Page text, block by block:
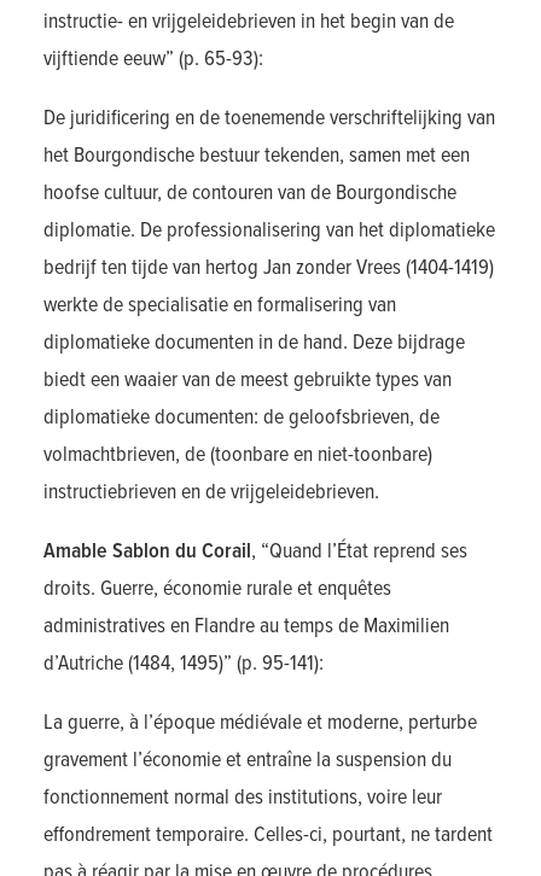
instructie- en vrijgeleidebrieven in het begin van de
vijftiende eeuw” (p. 65-93):
De juridificering en de toenemende verschriftelijking van
het Bourgondische bestuur tekenden, samen met een
hoofse cultuur, de contouren van de Bourgondische
diplomatie. De professionalisering van het diplomatieke
bedrijf ten tijde van hertog Jan zonder Vrees (1404-1419)
werkte de specialisatie en formalisering van
diplomatieke documenten in de hand. Deze bijdrage
biedt een waaier van de meest gebruikte types van
diplomatieke documenten: de geloofsbrieven, de
volmachtbrieven, de (toonbare en niet-toonbare)
instructiebrieven en de vrijgeleidebrieven.
Amable Sablon du Corail, “Quand l’État reprend ses
droits. Guerre, économie rurale et enquêtes
administratives en Flandre au temps de Maximilien
d’Autriche (1484, 1495)” (p. 95-141):
La guerre, à l’époque médiévale et moderne, perturbe
gravement l’économie et entraîne la suspension du
fonctionnement normal des institutions, voire leur
effondrement temporaire. Celles-ci, pourtant, ne tardent